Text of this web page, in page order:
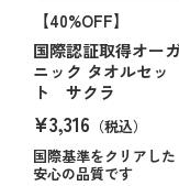
【40%OFF】
国際認証取得オー
ニック タオルセッ
ト サクラ
¥3,316 （税込）
国際基準をクリアした
安心の品質です